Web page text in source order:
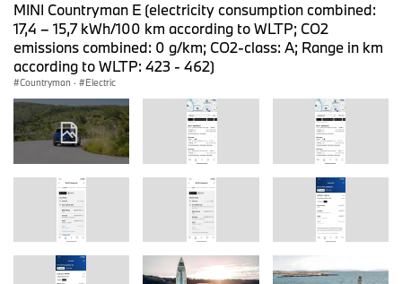
MINI Countryman E (electricity consumption combined:
17,4 – 15,7 kWh/100 km according to WLTP; CO2
emissions combined: 0 g/km; CO2-class: A; Range in km
according to WLTP: 423 - 462)
Countryman · Electric